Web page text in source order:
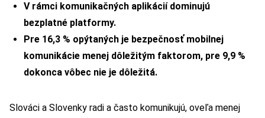
V rámci komunikačných aplikácií dominujú
bezplatné platformy.
Pre 16,3 % opýtaných je bezpečnosť mobilnej
komunikácie menej dôležitým faktorom, pre 9,9 %
dokonca vôbec nie je dôležitá.
Slováci a Slovenky radi a často komunikujú, oveľa menej